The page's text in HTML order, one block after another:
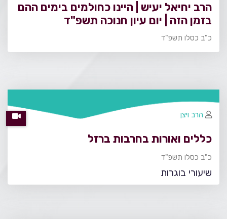
הרב יחיאל יעיש | היינו כחולמים בימים ההם
בזמן הזה | יום עיון חנוכה תשפ"ד
כ"ב כסלו תשפ"ד
כללים ואורות בחרבות ברזל
כ"ב כסלו תשפ"ד
שיעורי בוגרות
הרב ויצן